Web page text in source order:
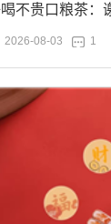
不贵口粮茶：
9.9元到手
2026-08-03 1